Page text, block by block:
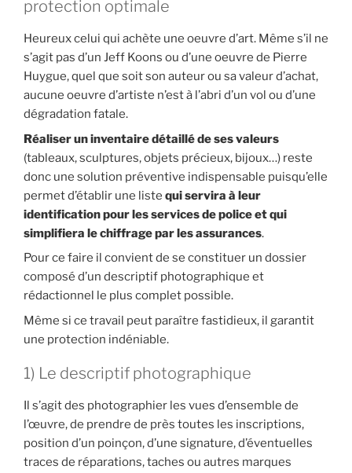
protection optimale
Heureux celui qui achète une oeuvre d’art. Même s’il ne
s’agit pas d’un Jeff Koons ou d’une oeuvre de Pierre
Huygue, quel que soit son auteur ou sa valeur d’achat,
aucune oeuvre d’artiste n’est à l’abri d’un vol ou d’une
dégradation fatale.
Réaliser un inventaire détaillé de ses valeurs
(tableaux, sculptures, objets précieux, bijoux…) reste
donc une solution préventive indispensable puisqu’elle
permet d’établir une liste qui servira à leur
identification pour les services de police et qui
simplifiera le chiffrage par les assurances.
Pour ce faire il convient de se constituer un dossier
composé d’un descriptif photographique et
rédactionnel le plus complet possible.
Même si ce travail peut paraître fastidieux, il garantit
une protection indéniable.
1) Le descriptif photographique
Il s’agit des photographier les vues d’ensemble de
l’œuvre, de prendre de près toutes les inscriptions,
position d’un poinçon, d’une signature, d’éventuelles
traces de réparations, taches ou autres marques